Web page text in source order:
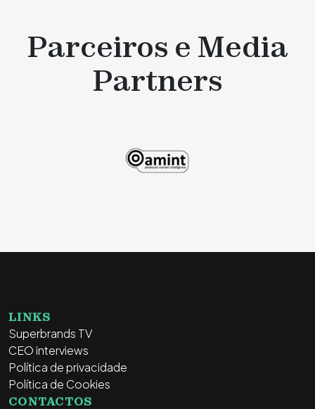
Parceiros e Media
Partners
LINKS
Superbrands TV
CEO interviews
Política de privacidade
Política de Cookies
CONTACTOS